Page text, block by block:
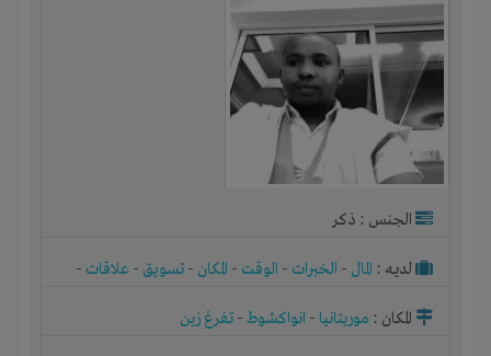
الجنس : ذكر
لديـه : المال - الخبرات - الوقت - المكان - تسويق - علاقات -
المكان : موريتانيا - انواكشوط- تفرغ زين